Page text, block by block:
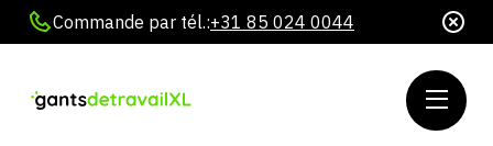
Commande par tél.:+31 85 024 0044